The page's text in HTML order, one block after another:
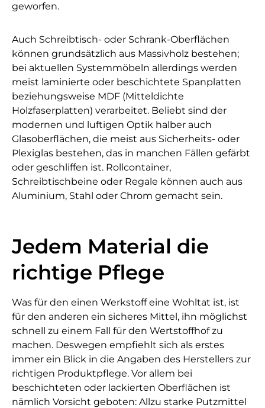
geworfen.
Auch Schreibtisch- oder Schrank-Oberflächen
können grundsätzlich aus Massivholz bestehen;
bei aktuellen Systemmöbeln allerdings werden
meist laminierte oder beschichtete Spanplatten
beziehungsweise MDF (Mitteldichte
Holzfaserplatten) verarbeitet. Beliebt sind der
modernen und luftigen Optik halber auch
Glasoberflächen, die meist aus Sicherheits- oder
Plexiglas bestehen, das in manchen Fällen gefärbt
oder geschliffen ist. Rollcontainer,
Schreibtischbeine oder Regale können auch aus
Aluminium, Stahl oder Chrom gemacht sein.
Jedem Material die
richtige Pflege
Was für den einen Werkstoff eine Wohltat ist, ist
für den anderen ein sicheres Mittel, ihn möglichst
schnell zu einem Fall für den Wertstoffhof zu
machen. Deswegen empfiehlt sich als erstes
immer ein Blick in die Angaben des Herstellers zur
richtigen Produktpflege. Vor allem bei
beschichteten oder lackierten Oberflächen ist
nämlich Vorsicht geboten: Allzu starke Putzmittel